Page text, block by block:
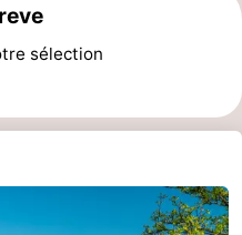
sélection